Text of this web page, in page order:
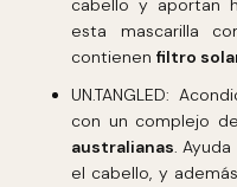
cabello y aportan
esta mascarilla
contienen filtro
UN.TANGLED:
con un complejo de
australianas.
el cabello, y